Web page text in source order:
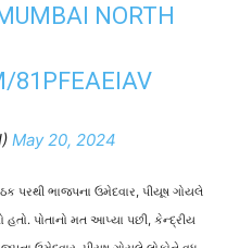
NORTH
81PFEAEIAV
May 20, 2024
પરથી ભાજપના ઉમેદવાર, પીયૂષ ગોયલે
પોતાનો મત આપ્યા પછી, કેન્દ્રીય